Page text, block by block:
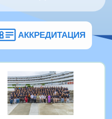
АККРЕДИТАЦИЯ